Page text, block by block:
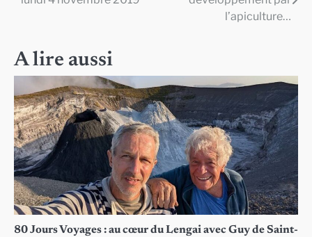
l’apiculture…
A lire aussi
80 Jours Voyages : au cœur du Lengai avec Guy de Saint-